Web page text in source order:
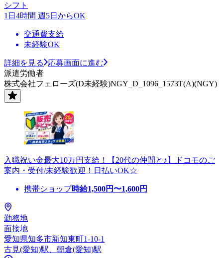
シフト
1日4時間 週5日からOK
交通費支給
未経験OK
詳細を見る
応募画面に進む
派遣労働者
株式会社フェローズ(D未経験)NGY_D_1096_1573T(A)(NGY)
入職祝い金最大10万円支給！【20代の仲間と♪】ドコモのご
案内・受付/未経験歓迎！日払いOK☆
携帯ショップ時給1,500円〜1,600円
勤務地
面接地
愛知県知多市新知東町1-10-1
古見(愛知)駅、朝倉(愛知)駅